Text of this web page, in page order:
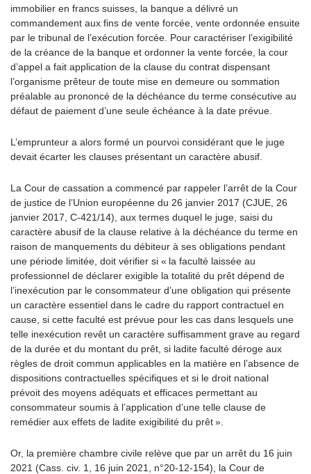
immobilier en francs suisses, la banque a délivré un
commandement aux fins de vente forcée, vente ordonnée ensuite
par le tribunal de l’exécution forcée. Pour caractériser l’exigibilité
de la créance de la banque et ordonner la vente forcée, la cour
d’appel a fait application de la clause du contrat dispensant
l’organisme prêteur de toute mise en demeure ou sommation
préalable au prononcé de la déchéance du terme consécutive au
défaut de paiement d’une seule échéance à la date prévue.
L’emprunteur a alors formé un pourvoi considérant que le juge
devait écarter les clauses présentant un caractère abusif.
La Cour de cassation a commencé par rappeler l’arrêt de la Cour
de justice de l’Union européenne du 26 janvier 2017 (CJUE, 26
janvier 2017, C-421/14), aux termes duquel le juge, saisi du
caractère abusif de la clause relative à la déchéance du terme en
raison de manquements du débiteur à ses obligations pendant
une période limitée, doit vérifier si « la faculté laissée au
professionnel de déclarer exigible la totalité du prêt dépend de
l’inexécution par le consommateur d’une obligation qui présente
un caractère essentiel dans le cadre du rapport contractuel en
cause, si cette faculté est prévue pour les cas dans lesquels une
telle inexécution revêt un caractère suffisamment grave au regard
de la durée et du montant du prêt, si ladite faculté déroge aux
règles de droit commun applicables en la matière en l’absence de
dispositions contractuelles spécifiques et si le droit national
prévoit des moyens adéquats et efficaces permettant au
consommateur soumis à l’application d’une telle clause de
remédier aux effets de ladite exigibilité du prêt ».
Or, la première chambre civile relève que par un arrêt du 16 juin
2021 (Cass. civ. 1, 16 juin 2021, n°20-12-154), la Cour de